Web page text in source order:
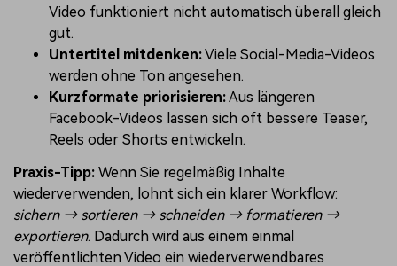
Video funktioniert nicht automatisch überall gleich
gut.
Untertitel mitdenken:Viele Social-Media-Videos
werden ohne Ton angesehen.
Kurzformate priorisieren:Aus längeren
Facebook-Videos lassen sich oft bessere Teaser,
Reels oder Shorts entwickeln.
Praxis-Tipp: Wenn Sie regelmäßig Inhalte
wiederverwenden, lohnt sich ein klarer Workflow:
sichern → sortieren → schneiden → formatieren →
exportieren. Dadurch wird aus einem einmal
veröffentlichten Video ein wiederverwendbares